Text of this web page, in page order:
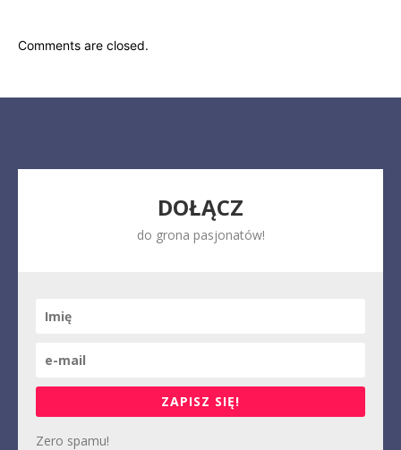
Comments are closed.
DOŁĄCZ
do grona pasjonatów!
ZAPISZ SIĘ!
Zero spamu!